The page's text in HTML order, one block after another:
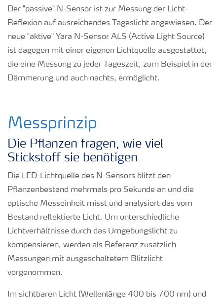
Der "passive" N-Sensor ist zur Messung der Licht-
Reflexion auf ausreichendes Tageslicht angewiesen. Der
neue "aktive" Yara N-Sensor ALS (Active Light Source)
ist dagegen mit einer eigenen Lichtquelle ausgestattet,
die eine Messung zu jeder Tageszeit, zum Beispiel in der
Dämmerung und auch nachts, ermöglicht.
Messprinzip
Die Pflanzen fragen, wie viel
Stickstoff sie benötigen
Die LED-Lichtquelle des N-Sensors blitzt den
Pflanzenbestand mehrmals pro Sekunde an und die
optische Messeinheit misst und analysiert das vom
Bestand reflektierte Licht. Um unterschiedliche
Lichtverhältnisse durch das Umgebungslicht zu
kompensieren, werden als Referenz zusätzlich
Messungen mit ausgeschaltetem Blitzlicht
vorgenommen.
Im sichtbaren Licht (Wellenlänge 400 bis 700 nm) und